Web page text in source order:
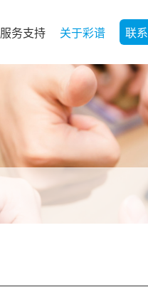
服务支持 关于彩谱 联系